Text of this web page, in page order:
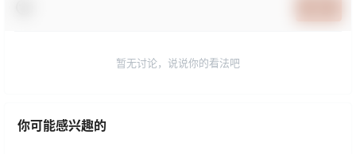
暂无讨论，说说你的看法吧
你可能感兴趣的